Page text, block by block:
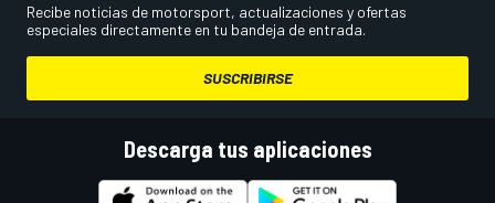
Recibe noticias de motorsport, actualizaciones y ofertas
especiales directamente en tu bandeja de entrada.
SUSCRIBIRSE
Descarga tus aplicaciones